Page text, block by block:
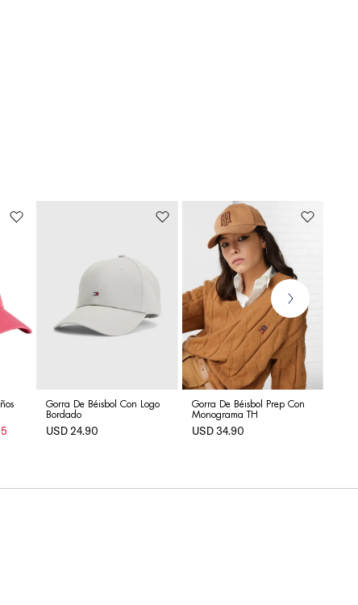
Gorra De Béisbol Con Logo
Bordado
USD 24.90
Gorra De Béisbol Prep Con
Monograma TH
USD34.90